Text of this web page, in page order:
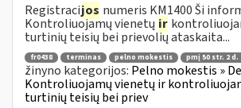
Registracijos numeris KM1400 Ši
Kontroliuojamų vienetų ir
turtinių teisių bei prievolių ataskaita...
fr0438 terminas pelno mokestis pmį 50 str. 2 d.
žinyno kategorijos: Pelno mokestis »
Kontroliuojamų vienetų ir
turtinių teisių bei priev